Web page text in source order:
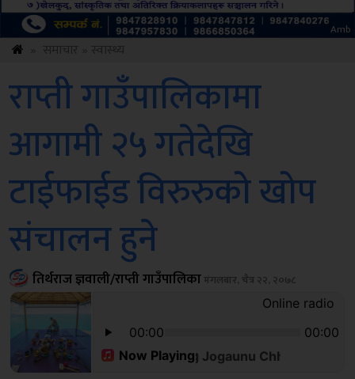
ksbus
राप्ती गाउँपालिकामा
आगामी २५ गतेदेखि
टाईफाईड विरुरुको खोप
संचालन हुने
तिर्थराज ज्ञवाली/राप्ती गाउँपालिकामंगलबार, चैत्र २२, २०७८